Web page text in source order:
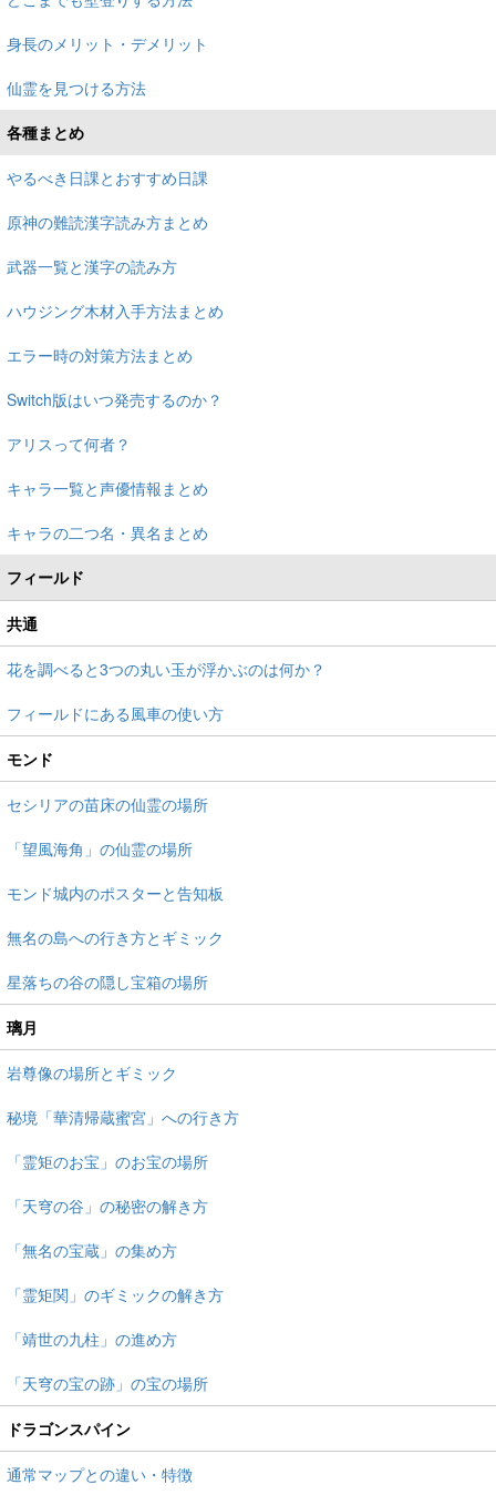
身長のメリット・デメリット
仙霊を見つける方法
各種まとめ
やるべき日課とおすすめ日課
原神の難読漢字読み方まとめ
武器一覧と漢字の読み方
ハウジング木材入手方法まとめ
エラー時の対策方法まとめ
Switch版はいつ発売するのか？
アリスって何者？
キャラ一覧と声優情報まとめ
キャラの二つ名・異名まとめ
フィールド
共通
花を調べると3つの丸い玉が浮かぶのは何か？
フィールドにある風車の使い方
モンド
セシリアの苗床の仙霊の場所
「望風海角」の仙霊の場所
モンド城内のポスターと告知板
無名の島への行き方とギミック
星落ちの谷の隠し宝箱の場所
璃月
岩尊像の場所とギミック
秘境「華清帰蔵蜜宮」への行き方
「霊矩のお宝」のお宝の場所
「天穹の谷」の秘密の解き方
「無名の宝蔵」の集め方
「霊矩関」のギミックの解き方
「靖世の九柱」の進め方
「天穹の宝の跡」の宝の場所
ドラゴンスパイン
通常マップとの違い・特徴